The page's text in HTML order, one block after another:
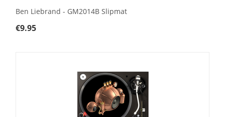
Ben Liebrand - GM2014B Slipmat
€9.95